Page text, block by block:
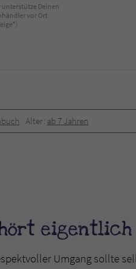
unterstütze Deinen
vor Ort
Alter: ab 7 Jahren
Umgang sollte